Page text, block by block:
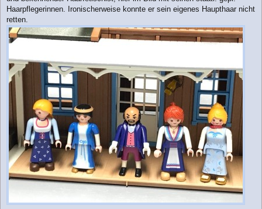
Haarpflegerinnen. Ironischerweise konnte er sein eigenes Haupthaar nicht
retten.